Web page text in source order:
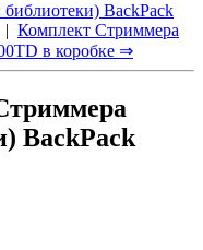
BackPack
| Комплект Стриммера
в коробке ⇒
BackPack